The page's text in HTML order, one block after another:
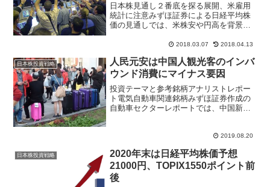
日本株見通し２番底を探る展開、米雇用
統計に注意みずほ証券による日経平均株
価の見通しでは、米株安や円高を背景に2
国の保護貿易主義に加え、3月9日発表の
高まればインフレ懸...
2018.03.07 2018.04.13
日本株投資戦略
人民元安は中国人観光客のインバ
ウンド消費にマイナス要因
投資テーマと参考銘柄アナリストレポー
ト電気自動車関連銘柄みずほ証券作成の
自動車セクターレポートでは、中国新車
ら、業績予想下振れの可能性があると指
2019.08.20
日本株投資戦略
2020年末は日経平均株価予想
21000円、TOPIX1550ポイント前
後